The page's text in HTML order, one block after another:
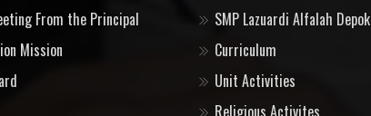
From the Principal
Mission
SMP Lazuardi Alfalah Depok
Curriculum
Unit Activities
Religious Activites